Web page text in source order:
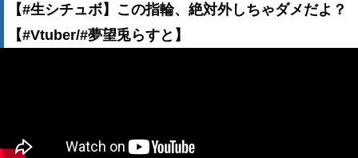
【#生シチュボ】この指輪、絶対外しちゃダメだよ？
【#Vtuber/#夢望兎らすと】